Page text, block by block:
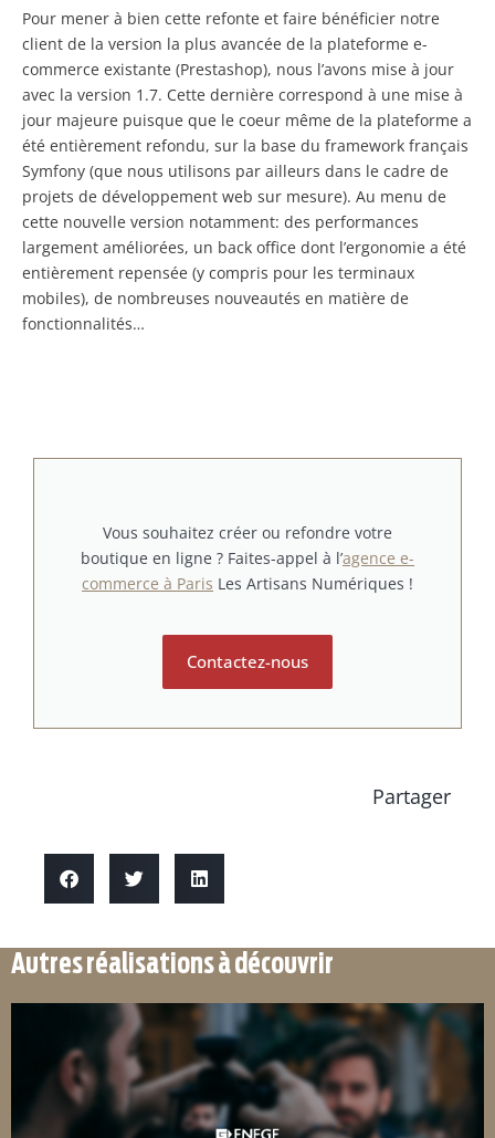
Pour mener à bien cette refonte et faire bénéficier notre
client de la version la plus avancée de la plateforme e-
commerce existante (Prestashop), nous l’avons mise à jour
avec la version 1.7. Cette dernière correspond à une mise à
jour majeure puisque que le coeur même de la plateforme a
été entièrement refondu, sur la base du framework français
Symfony (que nous utilisons par ailleurs dans le cadre de
projets de développement web sur mesure). Au menu de
cette nouvelle version notamment: des performances
largement améliorées, un back office dont l’ergonomie a été
entièrement repensée (y compris pour les terminaux
mobiles), de nombreuses nouveautés en matière de
fonctionnalités…
Vous souhaitez créer ou refondre votre
boutique en ligne ? Faites-appel à l’agence e-
commerce à Paris Les Artisans Numériques !
Contactez-nous
Partager
Autres réalisations à découvrir